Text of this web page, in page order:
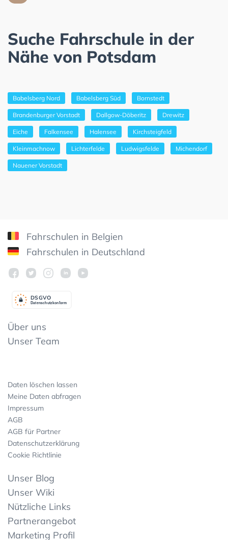
Suche Fahrschule in der
Nähe von Potsdam
Babelsberg Nord Babelsberg Süd Bornstedt
Brandenburger Vorstadt Dallgow-Döberitz Drewitz
Eiche Falkensee Halensee Kirchsteigfeld
Kleinmachnow Lichterfelde Ludwigsfelde Michendorf
Nauener Vorstadt
Fahrschulen in Belgien
Fahrschulen in Deutschland
Datenschutzkonform
DSGVO
Über uns
Unser Team
Daten löschen lassen
Meine Daten abfragen
Impressum
AGB
AGB für Partner
Datenschutzerklärung
Cookie Richtlinie
Unser Blog
Unser Wiki
Nützliche Links
Partnerangebot
Marketing Profil